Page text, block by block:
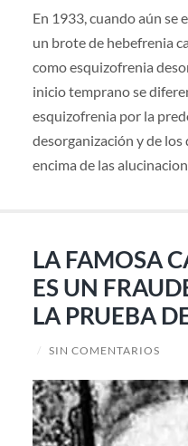
En 1933, cuando aún
un brote de hebefrenia
como esquizofrenia
inicio temprano se
esquizofrenia por la
desorganización y de
encima de las
LA FAMOSA
ES UN
LA PRUEBA
/ SIN COMENTARIOS